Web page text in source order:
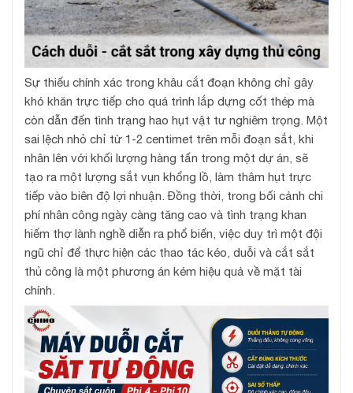
Sự thiếu chính xác trong khâu cắt đoạn không chỉ gây
khó khăn trực tiếp cho quá trình lắp dựng cốt thép mà
còn dẫn đến tình trạng hao hụt vật tư nghiêm trọng. Một
sai lệch nhỏ chỉ từ 1-2 centimet trên mỗi đoạn sắt, khi
nhân lên với khối lượng hàng tấn trong một dự án, sẽ
tạo ra một lượng sắt vụn khổng lồ, làm thâm hụt trực
tiếp vào biên độ lợi nhuận. Đồng thời, trong bối cảnh chi
phí nhân công ngày càng tăng cao và tình trạng khan
hiếm thợ lành nghề diễn ra phổ biến, việc duy trì một đội
ngũ chỉ để thực hiện các thao tác kéo, duỗi và cắt sắt
thủ công là một phương án kém hiệu quả về mặt tài
chính.